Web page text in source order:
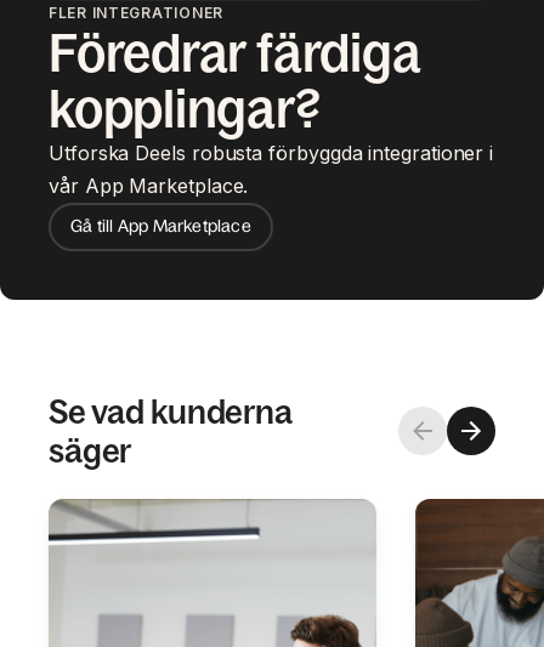
FLER INTEGRATIONER
Föredrar färdiga
kopplingar?
Utforska Deels robusta förbyggda integrationer i
vår App Marketplace.
Gå till App Marketplace
Se vad kunderna
säger